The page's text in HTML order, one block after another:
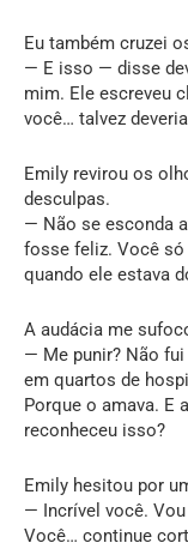
Eu também cruzei
— E isso — disse
mim. Ele escreveu
você… talvez
Emily revirou os
desculpas.
— Não se esconda
fosse feliz. Você
quando ele estava
A audácia me
— Me punir? Não
em quartos de
Porque o amava. E
reconheceu isso?
Emily hesitou por
— Incrível você.
Você… continue